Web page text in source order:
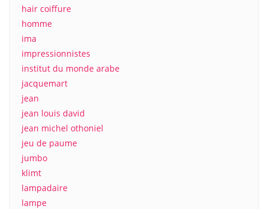
hair coiffure
homme
ima
impressionnistes
institut du monde arabe
jacquemart
jean
jean louis david
jean michel othoniel
jeu de paume
jumbo
klimt
lampadaire
lampe